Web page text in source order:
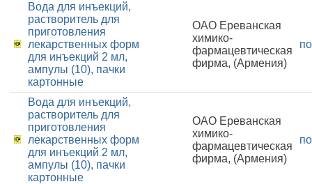
Вода для инъекций,
растворитель для
приготовления
лекарственных форм
для инъекций 2 мл,
ампулы (10), пачки
картонные
ОАО Ереванская
химико-
фармацевтическая
фирма, (Армения)
Вода для инъекций,
растворитель для
приготовления
лекарственных форм
для инъекций 2 мл,
ампулы (10), пачки
картонные
ОАО Ереванская
химико-
фармацевтическая
фирма, (Армения)